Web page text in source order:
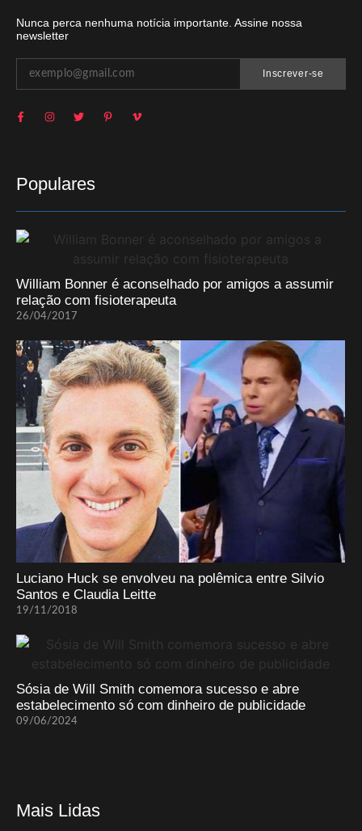
Nunca perca nenhuma notícia importante. Assine nossa
newsletter
Inscrever-se
Populares
William Bonner é aconselhado por amigos a assumir
relação com fisioterapeuta
26/04/2017
Luciano Huck se envolveu na polêmica entre Silvio
Santos e Claudia Leitte
19/11/2018
Sósia de Will Smith comemora sucesso e abre
estabelecimento só com dinheiro de publicidade
09/06/2024
Mais Lidas